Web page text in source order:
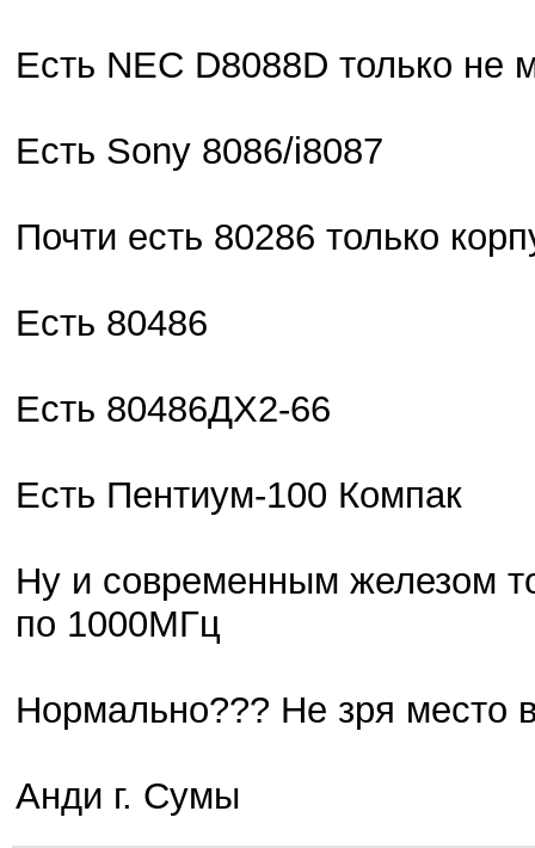
Есть NEC D8088D только не
Есть Sony 8086/i8087
Почти есть 80286 только
Есть 80486
Есть 80486ДХ2-66
Есть Пентиум-100 Компак
Ну и современным железом
по 1000МГц
Нормально??? Не зря место
Анди г. Сумы